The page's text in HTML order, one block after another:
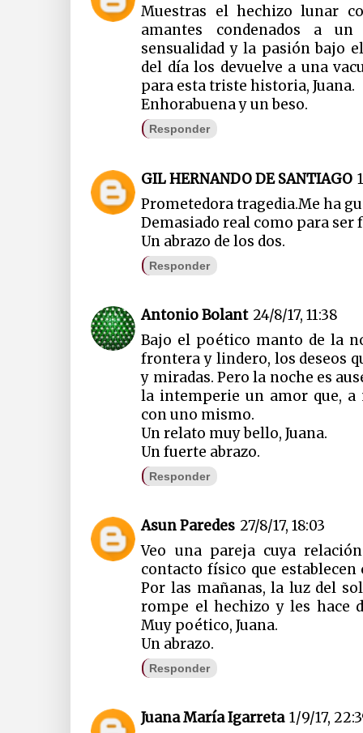
Muestras el hechizo lunar
amantes condenados a
sensualidad y la pasión bajo
del día los devuelve a una
para esta triste historia, Juana.
Enhorabuena y un beso.
Responder
GIL HERNANDO DE SANTIAGO
Prometedora tragedia.Me ha
Demasiado real como para ser
Un abrazo de los dos.
Responder
Antonio Bolant 24/8/17, 11:38
Bajo el poético manto de la
frontera y lindero, los deseos
y miradas. Pero la noche es
la intemperie un amor que, a
con uno mismo.
Un relato muy bello, Juana.
Un fuerte abrazo.
Responder
Asun Paredes 27/8/17, 18:03
Veo una pareja cuya
contacto físico que establecen
Por las mañanas, la luz del
rompe el hechizo y les hace
Muy poético, Juana.
Un abrazo.
Responder
Juana María Igarreta 1/9/17,